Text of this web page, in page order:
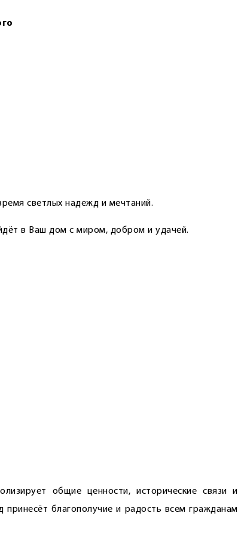
светлых надежд и мечтаний.
в Ваш дом с миром, добром и удачей.
общие ценности, исторические связи и
благополучие и радость всем гражданам